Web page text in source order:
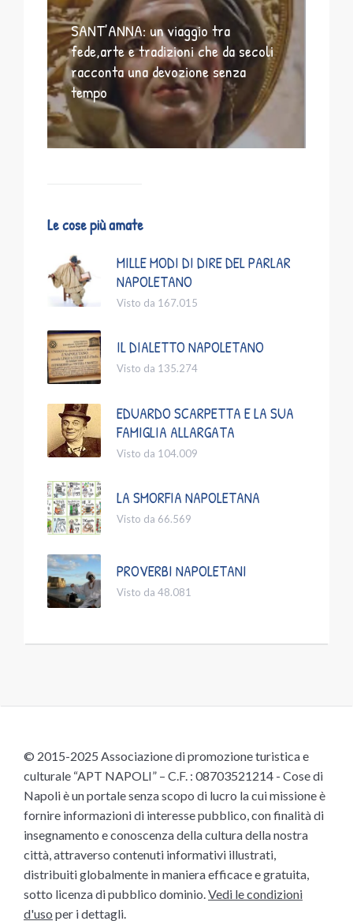
SANT’ANNA: un viaggio tra
fede,arte e tradizioni che da secoli
racconta una devozione senza
tempo
Le cose più amate
MILLE MODI DI DIRE DEL PARLAR
NAPOLETANO
Visto da 167.015
IL DIALETTO NAPOLETANO
Visto da 135.274
EDUARDO SCARPETTA E LA SUA
FAMIGLIA ALLARGATA
Visto da 104.009
LA SMORFIA NAPOLETANA
Visto da 66.569
PROVERBI NAPOLETANI
Visto da 48.081
© 2015-2025 Associazione di promozione turistica e
culturale “APT NAPOLI” – C.F. : 08703521214 - Cose di
Napoli è un portale senza scopo di lucro la cui missione è
fornire informazioni di interesse pubblico, con finalità di
insegnamento e conoscenza della cultura della nostra
città, attraverso contenuti informativi illustrati,
distribuiti globalmente in maniera efficace e gratuita,
sotto licenza di pubblico dominio.Vedi le condizioni
d'uso per i dettagli.